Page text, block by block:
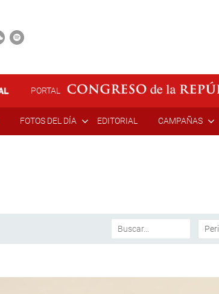
PORTAL
FOTOS DEL DÍA EDITORIAL CAMPAÑAS